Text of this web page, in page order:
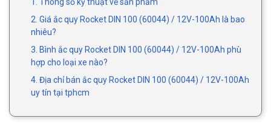
2. Giá ắc quy Rocket DIN 100 (60044) / 12V-100Ah là bao
nhiêu?
3. Bình ắc quy Rocket DIN 100 (60044) / 12V-100Ah phù
hợp cho loại xe nào?
4. Địa chỉ bán ắc quy Rocket DIN 100 (60044) / 12V-100Ah
uy tín tại tphcm